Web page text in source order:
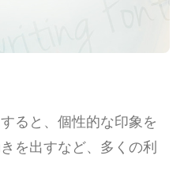
ると、個性的な印象を
を出すなど、多くの利